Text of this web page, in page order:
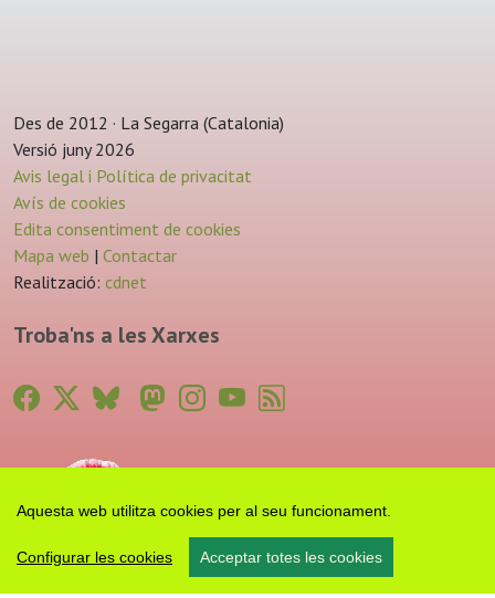
Aquesta web utilitza cookies per al seu funcionament.
Configurar les cookies Acceptar totes les cookies
Des de 2012 · La Segarra (Catalonia)
Versió juny 2026
Avis legal i Política de privacitat
Avís de cookies
Edita consentiment de cookies
Mapa web | Contactar
Realització: cdnet
Troba'ns a les Xarxes